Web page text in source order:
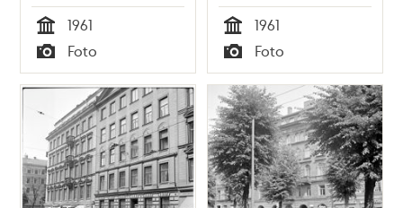
Tid
1961
Typ
Foto Tid
1961
Typ
Foto